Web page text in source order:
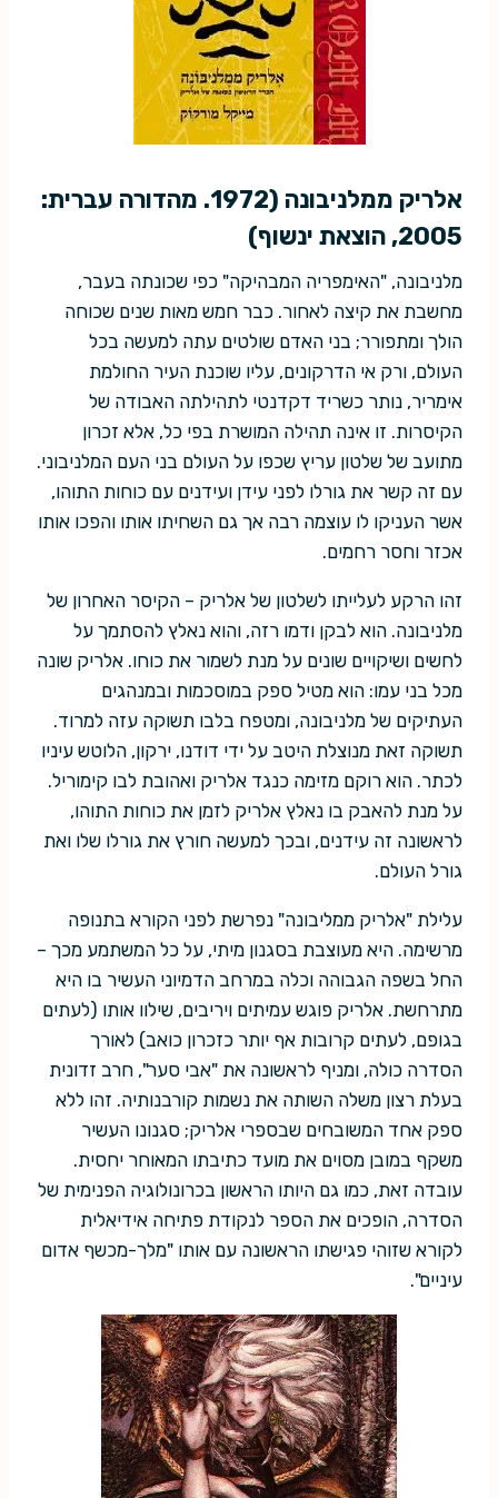
אלריק ממלניבונה
(1972. מהדורה עברית:
2005, הוצאת ינשוף)
מלניבונה, "האימפריה המבהיקה" כפי שכונתה בעבר,
מחשבת את קיצה לאחור. כבר חמש מאות שנים שכוחה
הולך ומתפורר; בני האדם שולטים עתה למעשה בכל
העולם, ורק אי הדרקונים, עליו שוכנת העיר החולמת
אימריר, נותר כשריד דקדנטי לתהילתה האבודה של
הקיסרות. זו אינה תהילה המושרת בפי כל, אלא זכרון
מתועב של שלטון עריץ שכפו על העולם בני העם המלניבוני.
עם זה קשר את גורלו לפני עידן ועידנים עם כוחות התוהו,
אשר העניקו לו עוצמה רבה אך גם השחיתו אותו והפכו אותו
אכזר וחסר רחמים.
זהו הרקע לעלייתו לשלטון של אלריק – הקיסר האחרון של
מלניבונה. הוא לבקן ודמו רזה, והוא נאלץ להסתמך על
לחשים ושיקויים שונים על מנת לשמור את כוחו. אלריק שונה
מכל בני עמו: הוא מטיל ספק במוסכמות ובמנהגים
העתיקים של מלניבונה, ומטפח בלבו תשוקה עזה למרוד.
תשוקה זאת מנוצלת היטב על ידי דודנו, ירקון, הלוטש עיניו
לכתר. הוא רוקם מזימה כנגד אלריק ואהובת לבו קימוריל.
על מנת להאבק בו נאלץ אלריק לזמן את כוחות התוהו,
לראשונה זה עידנים, ובכך למעשה חורץ את גורלו שלו ואת
גורל העולם.
עלילת "אלריק ממליבונה" נפרשת לפני הקורא בתנופה
מרשימה. היא מעוצבת בסגנון מיתי, על כל המשתמע מכך –
החל בשפה הגבוהה וכלה במרחב הדמיוני העשיר בו היא
מתרחשת. אלריק פוגש עמיתים ויריבים, שילוו אותו (לעתים
בגופם, לעתים קרובות אף יותר כזכרון כואב) לאורך
הסדרה כולה, ומניף לראשונה את "אבי סער", חרב זדונית
בעלת רצון משלה השותה את נשמות קורבנותיה. זהו ללא
ספק אחד המשובחים שבספרי אלריק; סגנונו העשיר
משקף במובן מסוים את מועד כתיבתו המאוחר יחסית.
עובדה זאת, כמו גם היותו הראשון בכרונולוגיה הפנימית של
הסדרה, הופכים את הספר לנקודת פתיחה אידיאלית
לקורא שזוהי פגישתו הראשונה עם אותו "מלך-מכשף אדום
עיניים".